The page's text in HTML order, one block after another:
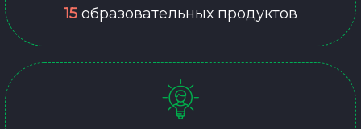
15образовательных продуктов